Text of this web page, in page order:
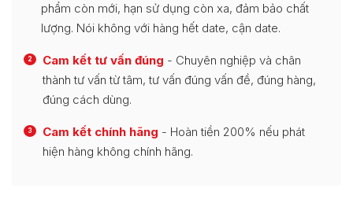
phẩm còn mới, hạn sử dụng còn xa, đảm bảo chất
lượng. Nói không với hàng hết date, cận date.
2 Cam kết tư vấn đúng - Chuyên nghiệp và chân
thành tư vấn từ tâm, tư vấn đúng vấn đề, đúng hàng,
đúng cách dùng.
3 Cam kết chính hãng - Hoàn tiền 200% nếu phát
hiện hàng không chính hãng.